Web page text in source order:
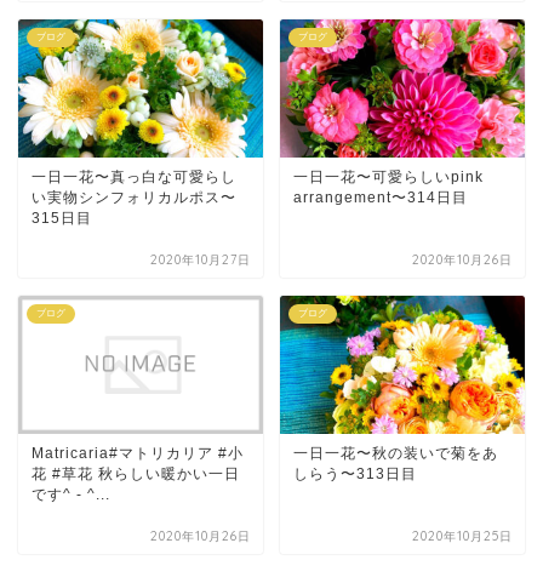
ブログ
一日一花〜真っ白な可愛らし
い実物シンフォリカルポス〜
315日目
2020年10月27日
ブログ
一日一花〜可愛らしいpink
arrangement〜314日目
2020年10月26日
ブログ
Matricaria#マトリカリア #小
花 #草花 秋らしい暖かい一日
です^ - ^...
2020年10月26日
ブログ
一日一花〜秋の装いで菊をあ
しらう〜313日目
2020年10月25日